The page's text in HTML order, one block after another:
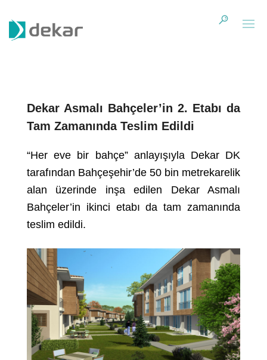
Dekar Asmalı Bahçeler’in 2. Etabı da
Tam Zamanında Teslim Edildi
“Her eve bir bahçe” anlayışıyla Dekar DK
tarafından Bahçeşehir’de 50 bin metrekarelik
alan üzerinde inşa edilen Dekar Asmalı
Bahçeler’in ikinci etabı da tam zamanında
teslim edildi.